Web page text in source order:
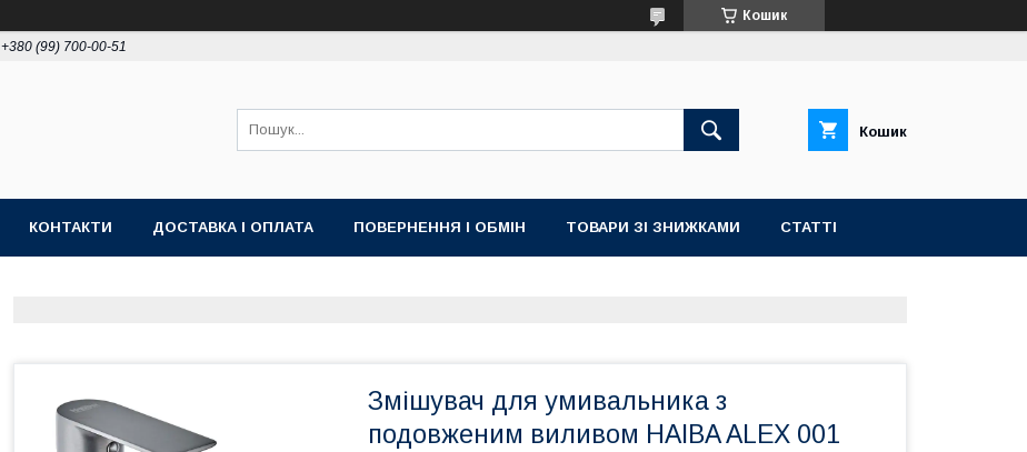
Кошик
+380 (99) 700-00-51
Кошик
КОНТАКТИ ДОСТАВКА І ОПЛАТА ПОВЕРНЕННЯ І ОБМІН ТОВАРИ ЗІ ЗНИЖКАМИ СТАТТІ
Змішувач для умивальника з
подовженим виливом HAIBA ALEX 001